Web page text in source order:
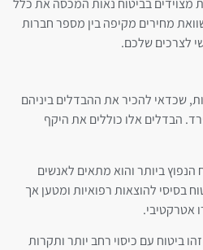
מצוידים בביטוח נאות המכסה את כלל
מחירים מקיפה בין מספר חברות
לצרכים שלכם.
שכדאי להכיר את ההבדלים ביניהם
הבדלים אלו כוללים את היקף
הנפוץ ביותר והוא מתאים לאנשים
בסיסי להוצאות רפואיות ומטען אך
אטרקטיבי.
ביטוח עם כיסוי רחב יותר ותקרות